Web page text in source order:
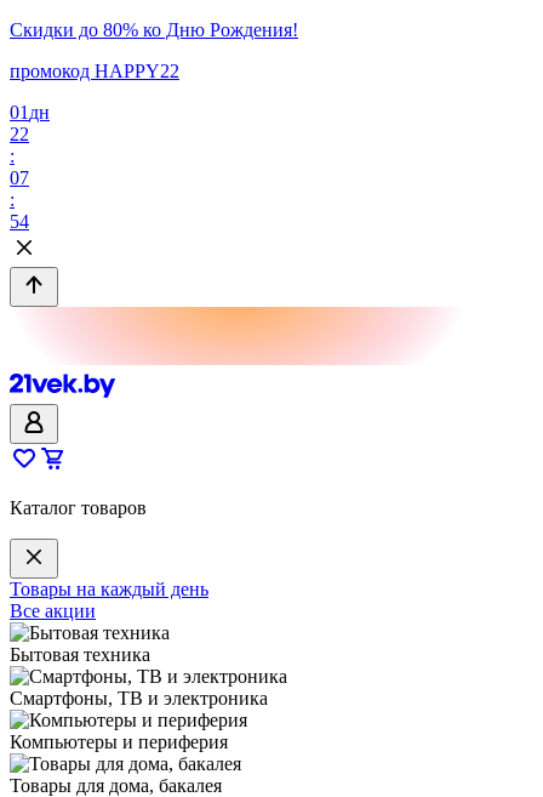
Скидки до 80% ко Дню Рождения!
промокод HAPPY22
01 дн
22
:
07
:
54
Каталог товаров
Товары на каждый день
Все акции
Бытовая техника
Смартфоны, ТВ и электроника
Компьютеры и периферия
Товары для дома, бакалея